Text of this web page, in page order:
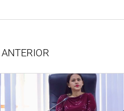
ANTERIOR